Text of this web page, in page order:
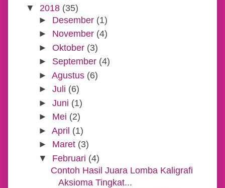
▼
2018(35)
►
Desember(1)
►
November(4)
►
Oktober(3)
►
September(4)
►
Agustus(6)
►
Juli (6)
►
Juni (1)
►
Mei (2)
►
April (1)
►
Maret(3)
▼
Februari (4)
Contoh Hasil Juara Lomba Kaligrafi
Aksioma Tingkat...